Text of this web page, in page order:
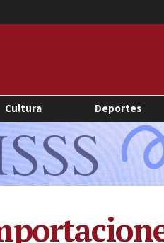
Cultura Deportes